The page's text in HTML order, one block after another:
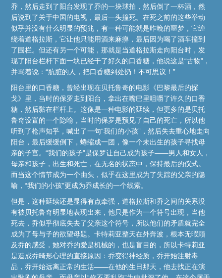
乔，然后走到了阳台发现了乔的一块球拍，然后倒了一杯酒，然
后说到了关于中国的电视，最后一头撞死。在死之前的这些举动
似乎并没有什么明显的预兆，有一种可能就是昨晚的噩梦，它缠
绕着道格拉斯，它让他只能用酒来麻痹，最后因为喝了酒车撞到
了围栏。但还有另一个可能，那就是当道格拉斯走向阳台时，发
现了阳台栏杆下面一块已经干了好久的口香糖，他说这是“古物”，
并骂着说：“肮脏的人，把口香糖到处扔！不可思议！”
阳台里的口香糖，曾经出现在贝托鲁奇的电影《巴黎最后的探
戈》里，当时的保罗走到阳台，拿出在嘴巴里咀嚼了许久的口香
糖，然后黏在栏杆上。这像是一种电影的延续，但更多的是贝托
鲁奇设置的一个隐喻，当时的保罗是预见了自己的死亡，所以他
听到了枪声知乎，喊出了一句“我们的小孩”，然后失去重心地走向
阳台，最后缓缓倒下，蜷缩成一团，像一个未出生的孩子寻找母
亲的子宫。“我们的孩子”是保罗让自己成为孩子——男人和女人，
母亲和孩子，出生和死亡，在无名的状态中，保持最后的仪式。
而当这个情节成为一个由头，似乎在这里成为了失踪的父亲的隐
喻，“我们的小孩”更成为乔成长的一个线索。
但是，这种延续还是显得有点牵强，道格拉斯和乔之间的关系没
有被贝托鲁奇明显地表现出来，他只是作为一个符号出现，当他
死去，乔似乎彻底失去了父亲这个符号，所以他们的矛盾就完全
成为了母与子的欲望母题。卡特莉亚整天在外奔波，根本无暇顾
及乔的感受，她对乔的爱是机械的，也是盲目的，所以卡特莉亚
是造成乔畸形心理的直接原因：乔变得神经质，乔开始注射毒
品，乔开始远离正常的生活——在他的生日那天，他去找正在演